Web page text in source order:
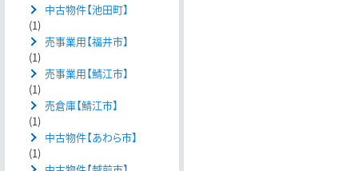
中古物件【池田町】
(1)
売事業用【福井市】
(1)
売事業用【鯖江市】
(1)
売倉庫【鯖江市】
(1)
中古物件【あわら市】
(1)